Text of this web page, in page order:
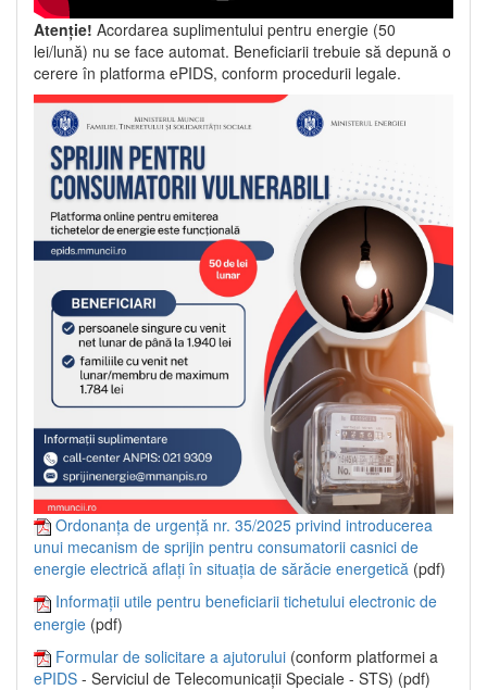
Atenție! Acordarea suplimentului pentru energie (50
lei/lună) nu se face automat. Beneficiarii trebuie să depună o
cerere în platforma ePIDS, conform procedurii legale.
Ordonanța de urgență nr. 35/2025 privind introducerea
unui mecanism de sprijin pentru consumatorii casnici de
energie electrică aflați în situația de sărăcie energetică (pdf)
Informații utile pentru beneficiarii tichetului electronic de
energie (pdf)
Formular de solicitare a ajutorului (conform platformei a
ePIDS - Serviciul de Telecomunicații Speciale - STS) (pdf)